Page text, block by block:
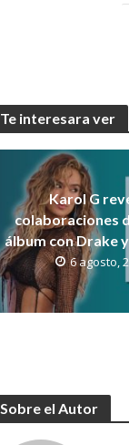
Te interesara ver
Karol G
colaboraciones
álbum con Drake
6 agosto,
Sobre el Autor